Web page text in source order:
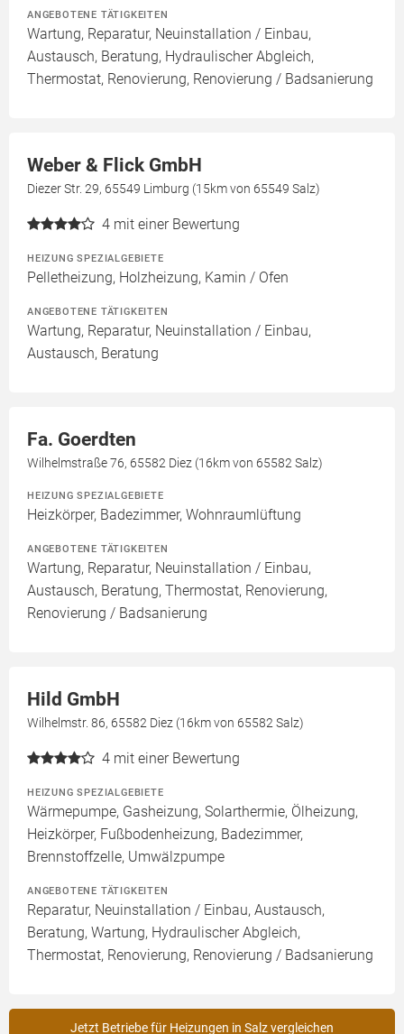
ANGEBOTENE TÄTIGKEITEN
Wartung, Reparatur, Neuinstallation / Einbau,
Austausch, Beratung, Hydraulischer Abgleich,
Thermostat, Renovierung, Renovierung / Badsanierung
Weber & Flick GmbH
Diezer Str. 29, 65549 Limburg (15km von 65549 Salz)
4 mit einer Bewertung
HEIZUNG SPEZIALGEBIETE
Pelletheizung, Holzheizung, Kamin / Ofen
ANGEBOTENE TÄTIGKEITEN
Wartung, Reparatur, Neuinstallation / Einbau,
Austausch, Beratung
Fa. Goerdten
Wilhelmstraße 76, 65582 Diez (16km von 65582 Salz)
HEIZUNG SPEZIALGEBIETE
Heizkörper, Badezimmer, Wohnraumlüftung
ANGEBOTENE TÄTIGKEITEN
Wartung, Reparatur, Neuinstallation / Einbau,
Austausch, Beratung, Thermostat, Renovierung,
Renovierung / Badsanierung
Hild GmbH
Wilhelmstr. 86, 65582 Diez (16km von 65582 Salz)
4 mit einer Bewertung
HEIZUNG SPEZIALGEBIETE
Wärmepumpe, Gasheizung, Solarthermie, Ölheizung,
Heizkörper, Fußbodenheizung, Badezimmer,
Brennstoffzelle, Umwälzpumpe
ANGEBOTENE TÄTIGKEITEN
Reparatur, Neuinstallation / Einbau, Austausch,
Beratung, Wartung, Hydraulischer Abgleich,
Thermostat, Renovierung, Renovierung / Badsanierung
Jetzt Betriebe für Heizungen in Salz vergleichen